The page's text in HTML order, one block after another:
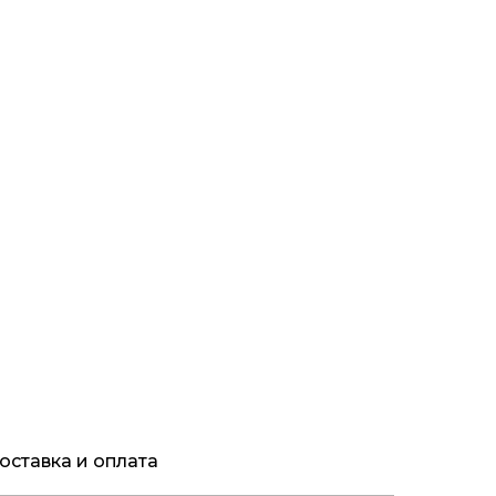
и оплата